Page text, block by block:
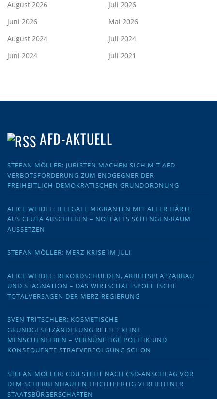
August 2026
Juli 2026
Juni 2026
Mai 2026
August 2024
Juli 2024
Juni 2024
Juli 2021
AFD-AKTUELL
STEFAN MÖLLER: JURISTEN MACHEN SICH MIT AFD-
VERBOTSFORDERUNG ZUM ENDGEGNER DER
FREIHEITLICH-DEMOKRATISCHEN GRUNDORDNUNG
ALICE WEIDEL: ILLEGALE MIGRANTEN MIT ALLER HÄRTE
AUS CEUTA ABSCHIEBEN – NOTFALLS SCHENGEN-RAUM
AUSSETZEN
STEFAN MÖLLER: MERZ-KRISE IM JULI
ALICE WEIDEL: REKORDSCHULDEN, ARBEITSPLATZABBAU
UND STAGNATION – DAS WIRTSCHAFTSPOLITISCHE
TOTALVERSAGEN DER MERZ-REGIERUNG
SVEN TRITSCHLER: KOSMETISCHE
GRUNDGESETZÄNDERUNG RETTET KEINE
MENSCHENLEBEN – VERNÜNFTIGE POLITIK UND
KONSEQUENTE STRAFVERFOLGUNG SCHON
STEFAN MÖLLER: CDU STEHT NACH CSD-ANSCHLAG VOR
DEM SCHERBENHAUFEN LEICHTFERTIG VERLIEHENER
STAATSBÜRGERSCHAFTEN